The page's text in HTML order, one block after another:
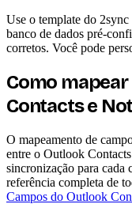
Use o template do
banco de dados pré-
corretos. Você pode
Como
Contacts e
O mapeamento de
entre o Outlook
sincronização para cada
referência completa de
Campos do Outlook